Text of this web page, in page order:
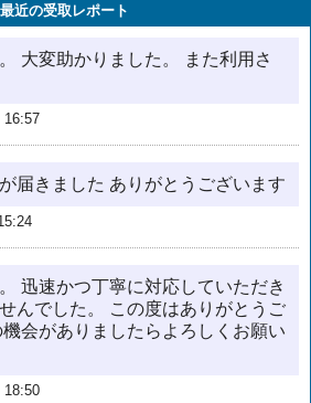
最近の受取レポート
大変助かりました。 また利用さ
16:57
届きました ありがとうございます
迅速かつ丁寧に対応していただき
んでした。 この度はありがとうご
会がありましたらよろしくお願い
18:50